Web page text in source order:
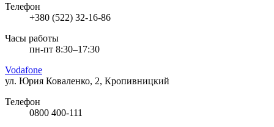
Телефон
+380 (522) 32-16-86
Часы работы
пн-пт 8:30–17:30
Vodafone
ул. Юрия Коваленко, 2, Кропивницкий
Телефон
0800 400-111